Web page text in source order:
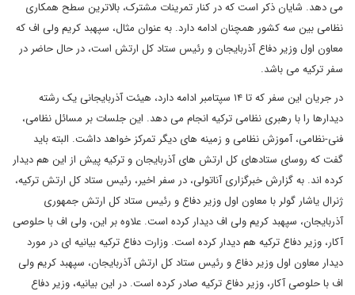
می دهد. شایان ذکر است که در کنار تمرینات مشترک، بالاترین سطح همکاری
نظامی بین سه کشور همچنان ادامه دارد. به عنوان مثال، سپهبد کریم ولی اف که
معاون اول وزیر دفاع آذربایجان و رئیس ستاد کل ارتش است، در حال حاضر در
سفر ترکیه می باشد.
در جریان این سفر که تا ۱۴ سپتامبر ادامه دارد، هیئت آذربایجانی یک رشته
دیدارها را با رهبری نظامی ترکیه انجام می دهد. این جلسات بر مسائل نظامی،
فنی-نظامی، آموزش نظامی و زمینه های دیگر تمرکز خواهد داشت. البته باید
گفت که روسای ستادهای کل ارتش های آذربایجان و ترکیه پیش از این هم دیدار
کرده اند. به گزارش خبرگزاری آناتولی، در سفر اخیر، رئیس ستاد کل ارتش ترکیه،
ژنرال یاشار گولر با معاون اول وزیر دفاع و رئیس ستاد کل ارتش جمهوری
آذربایجان، سپهبد کریم ولی اف دیدار کرده است. علاوه بر این، ولی اف با حلوصی
آکار، وزیر دفاع ترکیه هم دیدار کرده است. وزارت دفاع ترکیه بیانیه ای در مورد
دیدار معاون اول وزیر دفاع و رئیس ستاد کل ارتش آذربایجان، سپهبد کریم ولی
اف با حلوصی آکار، وزیر دفاع ترکیه صادر کرده است. در این بیانیه، وزیر دفاع